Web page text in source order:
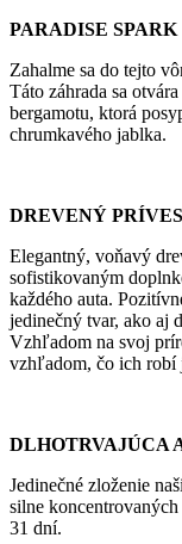
PARADISE SPARK
Zahalme sa do tejto
Táto záhrada sa
bergamotu, ktorá
chrumkavého jablka.
DREVENÝ
Elegantný, voňavý
sofistikovaným
každého auta.
jedinečný tvar, ako aj
Vzhľadom na svoj
vzhľadom, čo ich robí
DLHOTRVAJÚCA
Jedinečné zloženie
silne
31 dní.